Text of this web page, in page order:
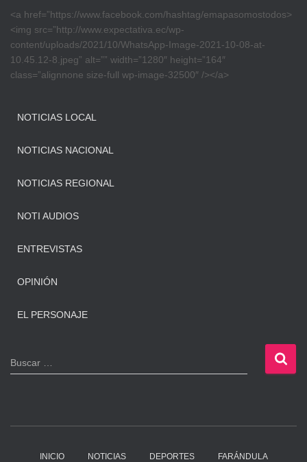
<a href=”https://www.facebook.com/hashtag/emapasomostodos>
<img src=”http://www.expectativa.ec/wp-
content/uploads/2021/10/WhatsApp-Image-2021-10-08-at-
10.45.12-8.jpeg” alt=”” width=”1280″ height=”164″
class=”alignnone size-full wp-image-32500″ /></a>
NOTICIAS LOCAL
NOTICIAS NACIONAL
NOTICIAS REGIONAL
NOTI AUDIOS
ENTREVISTAS
OPINIÓN
EL PERSONAJE
B
u
Buscar …
INICIO NOTICIAS DEPORTES FARÁNDULA